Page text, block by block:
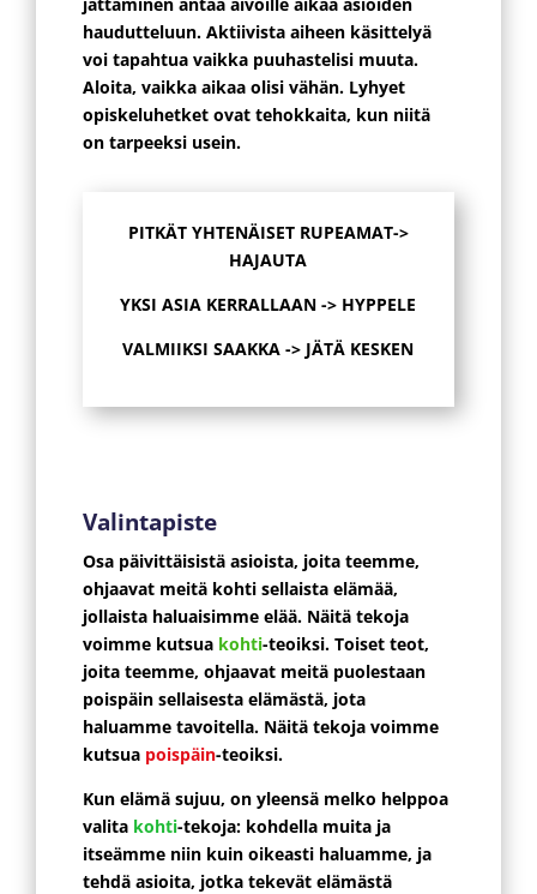
haudutteluun. Aktiivista aiheen käsittelyä
voi tapahtua vaikka puuhastelisi muuta.
Aloita, vaikka aikaa olisi vähän. Lyhyet
opiskeluhetket ovat tehokkaita, kun niitä
on tarpeeksi usein.
PITKÄT YHTENÄISET RUPEAMAT->
HAJAUTA
YKSI ASIA KERRALLAAN -> HYPPELE
VALMIIKSI SAAKKA -> JÄTÄ KESKEN
Valintapiste
Osa päivittäisistä asioista, joita teemme,
ohjaavat meitä kohti sellaista elämää,
jollaista haluaisimme elää. Näitä tekoja
voimme kutsua kohti-teoiksi. Toiset teot,
joita teemme, ohjaavat meitä puolestaan
poispäin sellaisesta elämästä, jota
haluamme tavoitella. Näitä tekoja voimme
kutsua poispäin-teoiksi.
Kun elämä sujuu, on yleensä melko helppoa
valita kohti-tekoja: kohdella muita ja
itseämme niin kuin oikeasti haluamme, ja
tehdä asioita, jotka tekevät elämästä